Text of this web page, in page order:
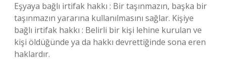
Eşyaya bağlı irtifak hakkı : Bir taşınmazın, başka bir
taşınmazın yararına kullanılmasını sağlar. Kişiye
bağlı irtifak hakkı : Belirli bir kişi lehine kurulan ve
kişi öldüğünde ya da hakkı devrettiğinde sona eren
haklardır.